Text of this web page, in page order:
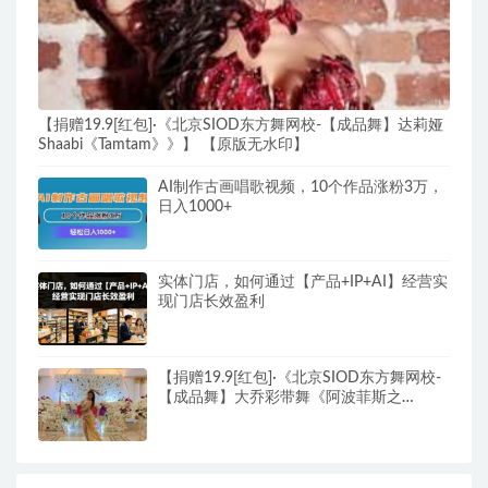
【捐赠19.9[红包]·《北京SIOD东方舞网校-【成品舞】达莉娅
Shaabi《Tamtam》》】 【原版无水印】
AI制作古画唱歌视频，10个作品涨粉3万，
日入1000+
实体门店，如何通过【产品+IP+AI】经营实
现门店长效盈利
【捐赠19.9[红包]·《北京SIOD东方舞网校-
【成品舞】大乔彩带舞《阿波菲斯之